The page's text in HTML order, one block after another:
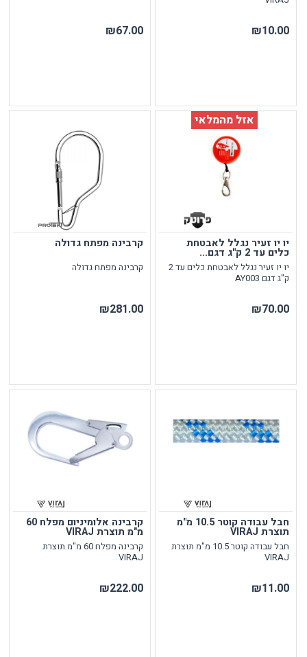
₪10.00
₪67.00
אזל מהמלאי
יו יו זעיר נגלל לאבטחת
כלים עד 2 ק"ג דגם...
יו יו זעיר נגלל לאבטחת כלים עד 2
ק"ג דגם AY003
₪70.00
קרבינה מפתח גדולה
קרבינה מפתח גדולה
₪281.00
חבל עבודה קוטר 10.5 מ"מ
תוצרת VIRAJ
חבל עבודה קוטר 10.5 מ"מ תוצרת
VIRAJ
₪11.00
קרבינה אלומיניום מפלח 60
מ"מ תוצרת VIRAJ
קרבינה מפלח 60 מ"מ תוצרת
VIRAJ
₪222.00